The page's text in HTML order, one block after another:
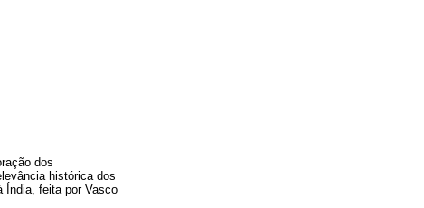
dos
histórica dos
Índia, feita por Vasco